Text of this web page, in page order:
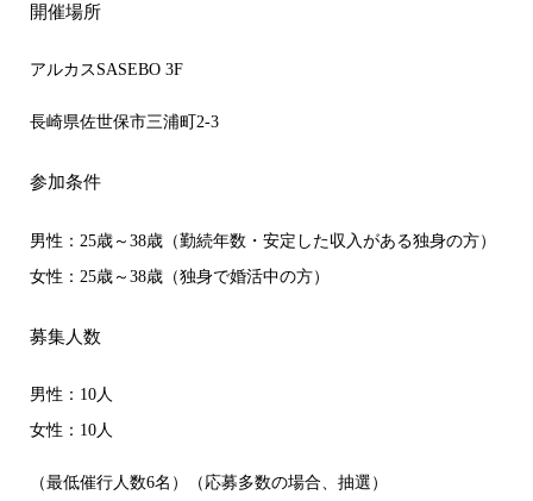
開催場所
アルカスSASEBO 3F
長崎県佐世保市三浦町2-3
参加条件
男性：25歳～38歳（勤続年数・安定した収入がある独身の方）
女性：25歳～38歳（独身で婚活中の方）
募集人数
男性：10人
女性：10人
（最低催行人数6名）（応募多数の場合、抽選）